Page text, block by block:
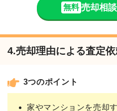
無料 売却相
4.売却理由による査定
3つのポイント
家やマンションを売却